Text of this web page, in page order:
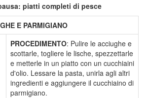
piatti completi di pesce
E PARMIGIANO
PROCEDIMENTO: Pulire le acciughe e
scottarle, togliere le lische, spezzettarle
e metterle in un piatto con un cucchiaini
d'olio. Lessare la pasta, unirla agli altri
ingredienti e aggiungere il cucchiaino di
parmigiano.